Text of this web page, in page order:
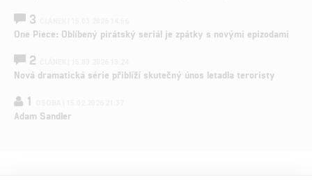
3
One Piece: Oblíbený pirátský seriál je zpátky s novými epizodami
2
Nová dramatická série přiblíží skutečný únos letadla teroristy
1
Adam Sandler